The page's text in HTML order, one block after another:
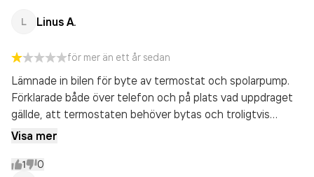
L Linus A.
för mer än ett år sedan
Lämnade in bilen för byte av termostat och spolarpump.
Förklarade både över telefon och på plats vad uppdraget
gällde, att termostaten behöver bytas och troligtvis
spolarpumpen också. Hämtade bilen dagen efter och fick
vilket kändes billigt. Frågade flera gånger vad som gjorts
Visa mer
1 0